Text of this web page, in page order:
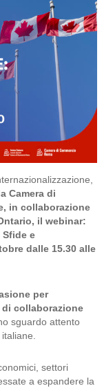
Camera di
in collaborazione
il webinar:
Sfide e
dalle 15.30 alle
per
collaborazione
sguardo attento
settori
a espandere la